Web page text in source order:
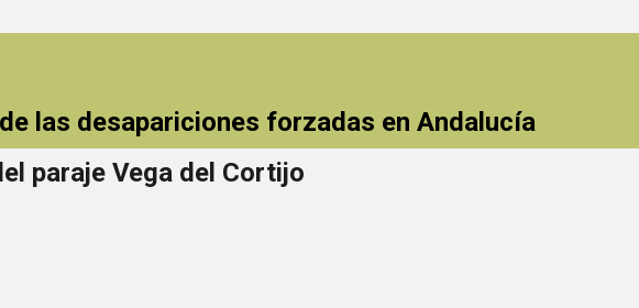
las desapariciones forzadas en Andalucía
paraje Vega del Cortijo